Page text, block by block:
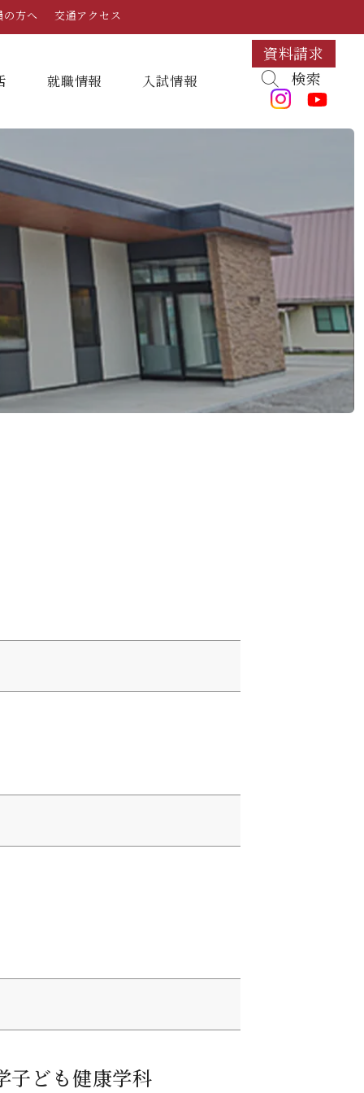
の方へ 交通アクセス
ャンパスマップ・施設紹介
織・教員数・学生数
歌
ジタルパンフレット
納金
・一人暮らし
学イベント
職対策講座・ガイダンス
職に強いKYUJO
CIP
職なんでも相談窓口
試日程・科目
ジタルパンフレット
学試験問題
相談会
就職情報 ⼊試情報
資料請求
検索
子ども健康学科